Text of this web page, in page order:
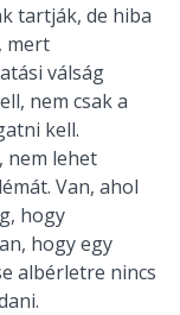
tartják, de hiba
mert
válság
nem csak a
kell.
nem lehet
Van, ahol
hogy
hogy egy
albérletre nincs